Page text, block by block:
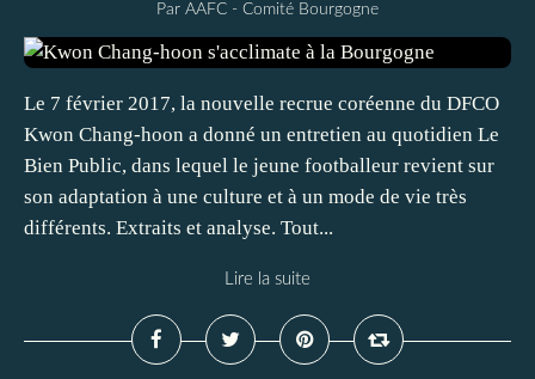
Par AAFC - Comité Bourgogne
Le 7 février 2017, la nouvelle recrue coréenne du DFCO
Kwon Chang-hoon a donné un entretien au quotidien Le
Bien Public, dans lequel le jeune footballeur revient sur
son adaptation à une culture et à un mode de vie très
différents. Extraits et analyse. Tout...
Lire la suite